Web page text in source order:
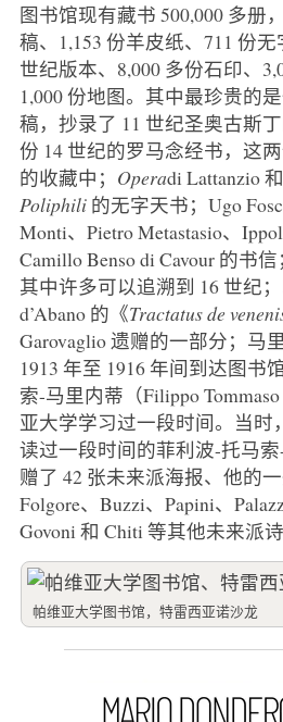
图书馆现有藏书 500,000 多册
稿、1,153 份羊皮纸、711 份
世纪版本、8,000 多份石印、
1,000 份地图。其中最珍贵的
稿，抄录了 11 世纪圣奥古斯
份 14 世纪的罗马念经书，这
的收藏中； Operadi Lattanzio 和
Poliphili的无字天书；Ugo
Monti、Pietro Metastasio、
Camillo Benso di Cavour 的书信
其中许多可以追溯到 16 世纪
d’Abano 的《Tractatus de
Garovaglio 遗赠的一部分；马
1913 年至 1916 年间到达图书
索-马里内蒂（Filippo
亚大学学习过一段时间。当时
读过一段时间的菲利波-托马
赠了 42 张未来派海报、他的
Folgore、Buzzi、Papini、
Govoni 和 Chiti 等其他未来派
帕维亚大学图书馆，特雷西亚诺沙龙